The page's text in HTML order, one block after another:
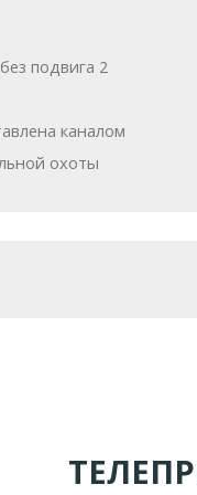
подвига 2
каналом
охоты